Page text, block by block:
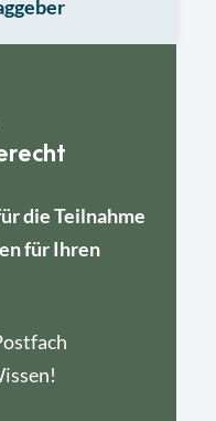
die Teilnahme
für Ihren